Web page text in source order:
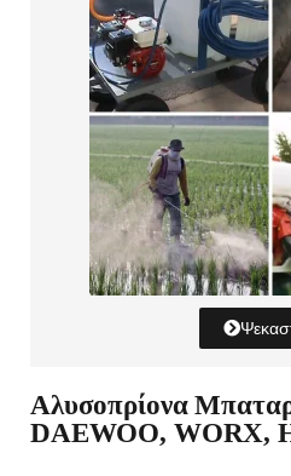
Αλυσοπρίονα
DAEWOO, WORX,